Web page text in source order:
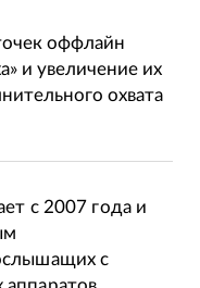
оффлайн
и увеличение их
охвата
с 2007 года и
с